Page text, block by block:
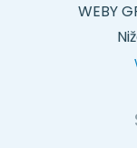
WEBY